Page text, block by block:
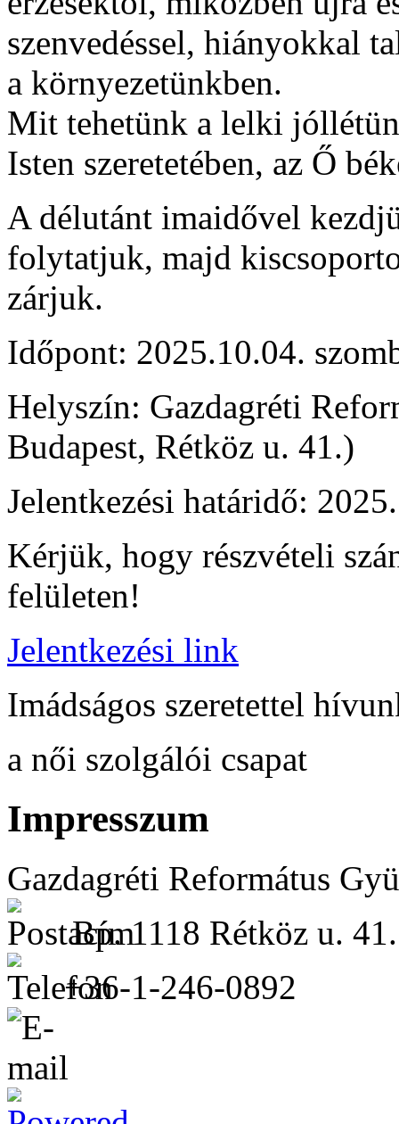
szenvedéssel, hiányokkal
a környezetünkben.
Mit tehetünk a lelki
Isten szeretetében, az Ő
A délutánt imaidővel
folytatjuk, majd
zárjuk.
Időpont: 2025.10.04.
Helyszín: Gazdagréti
Budapest, Rétköz u. 41.)
Jelentkezési határidő:
Kérjük, hogy részvételi
felületen!
Jelentkezési link
Imádságos szeretettel
a női szolgálói csapat
Impresszum
Gazdagréti Református
Bp. 1118 Rétköz u. 41.
+36-1-246-0892